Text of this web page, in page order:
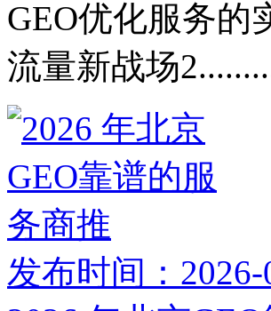
GEO优化服务的
流量新战场
发布时间：2026-